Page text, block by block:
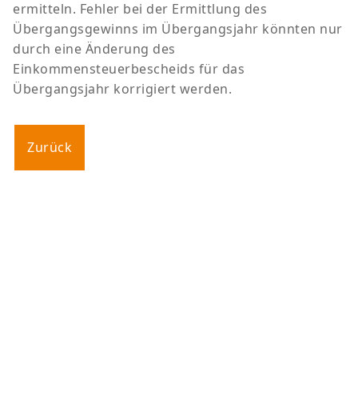
ermitteln. Fehler bei der Ermittlung des
Übergangsgewinns im Übergangsjahr könnten nur
durch eine Änderung des
Einkommensteuerbescheids für das
Übergangsjahr korrigiert werden.
Zurück